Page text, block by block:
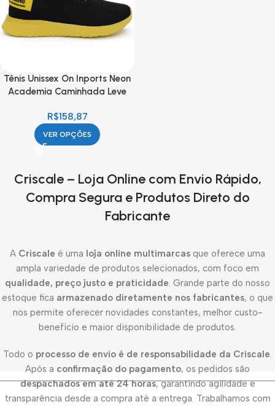
Tênis Unissex On Inports Neon
Academia Caminhada Leve
R$158,87
VER OPÇÕES
Criscale – Loja Online com Envio Rápido,
Compra Segura e Produtos Direto do
Fabricante
A Criscale é uma loja online multimarcas que oferece uma
ampla variedade de produtos selecionados, com foco em
qualidade, preço justo e praticidade. Grande parte do nosso
estoque fica armazenado diretamente nos fabricantes, o que
nos permite oferecer novidades constantes, melhor custo-
benefício e maior disponibilidade de produtos.
Todo o processo de envio é de responsabilidade da Criscale.
Após a confirmação do pagamento, os pedidos são
despachados em até 24 horas, garantindo agilidade e
transparência desde a compra até a entrega. Trabalhamos com